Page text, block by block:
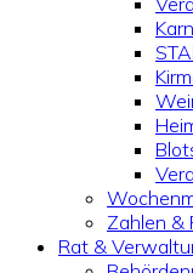
Zahlen &
Rat &